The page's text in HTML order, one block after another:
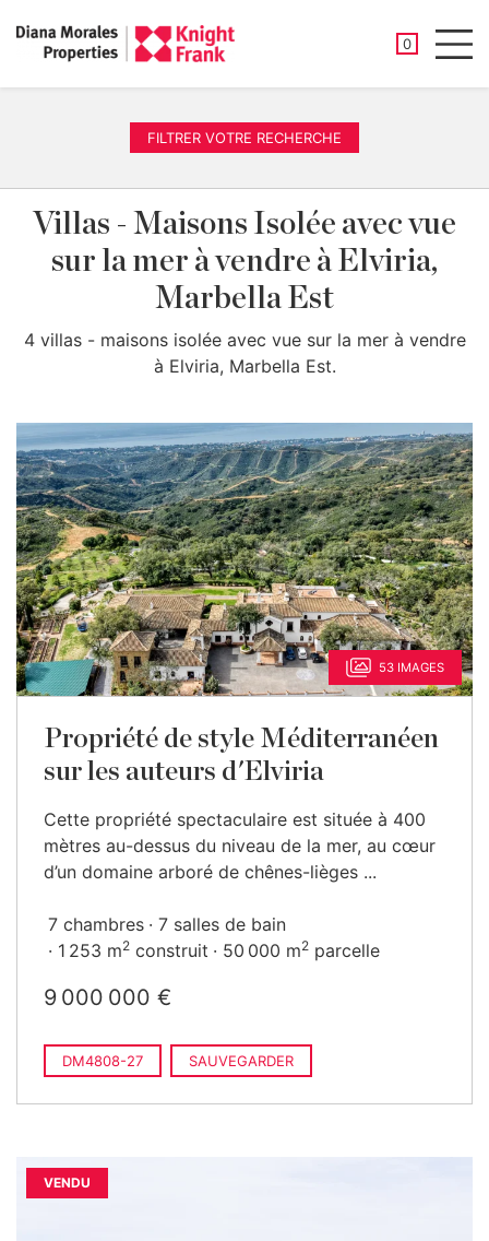
0
FILTRER VOTRE RECHERCHE
Villas - Maisons Isolée avec vue
sur la mer à vendre à Elviria,
Marbella Est
4 villas - maisons isolée avec vue sur la mer à vendre
à Elviria, Marbella Est.
53 IMAGES
Propriété de style Méditerranéen
sur les auteurs d'Elviria
Cette propriété spectaculaire est située à 400
mètres au-dessus du niveau de la mer, au cœur
d’un domaine arboré de chênes-lièges ...
7 chambres
7 salles de bain
1 253 m2 construit 50 000 m2 parcelle
9 000 000 €
DM4808-27 SAUVEGARDER
VENDU